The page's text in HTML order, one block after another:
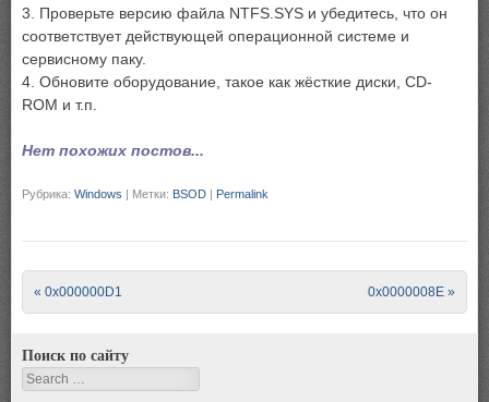
3. Проверьте версию файла NTFS.SYS и убедитесь, что он
соответствует действующей операционной системе и
сервисному паку.
4. Обновите оборудование, такое как жёсткие диски, CD-
ROM и т.п.
Нет похожих постов...
Рубрика: Windows | Метки: BSOD | Permalink
Post navigation
« 0x000000D1 0x0000008E »
Поиск по сайту
Search